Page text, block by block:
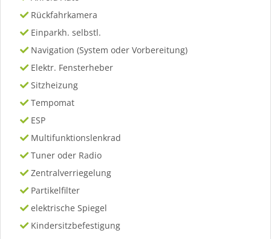
Rückfahrkamera
Einparkh. selbstl.
Navigation (System oder Vorbereitung)
Elektr. Fensterheber
Sitzheizung
Tempomat
ESP
Multifunktionslenkrad
Tuner oder Radio
Zentralverriegelung
Partikelfilter
elektrische Spiegel
Kindersitzbefestigung